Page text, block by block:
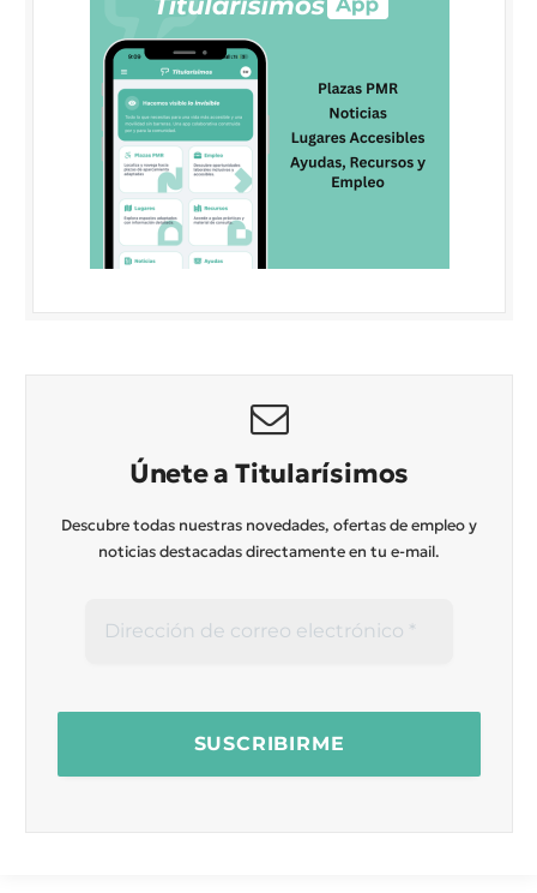
Únete a Titularísimos
Descubre todas nuestras novedades, ofertas de empleo y
noticias destacadas directamente en tu e-mail.